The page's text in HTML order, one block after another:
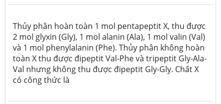
Thủy phân hoàn toàn 1 mol pentapeptit X, thu được
2 mol glyxin (Gly), 1 mol alanin (Ala), 1 mol valin (Val)
và 1 mol phenylalanin (Phe). Thủy phân không hoàn
toàn X thu được đipeptit Val-Phe và tripeptit Gly-Ala-
Val nhưng không thu được đipeptit Gly-Gly. Chất X
có công thức là